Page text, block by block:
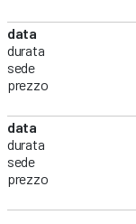
data
durata
sede
prezzo
data
durata
sede
prezzo